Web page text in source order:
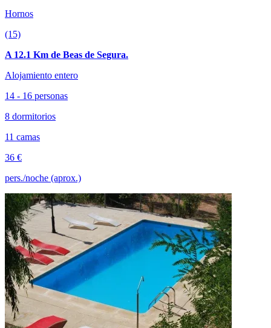
Hornos
(15)
A 12.1 Km de Beas de Segura.
Alojamiento entero
14 - 16 personas
8 dormitorios
11 camas
36 €
pers./noche (aprox.)